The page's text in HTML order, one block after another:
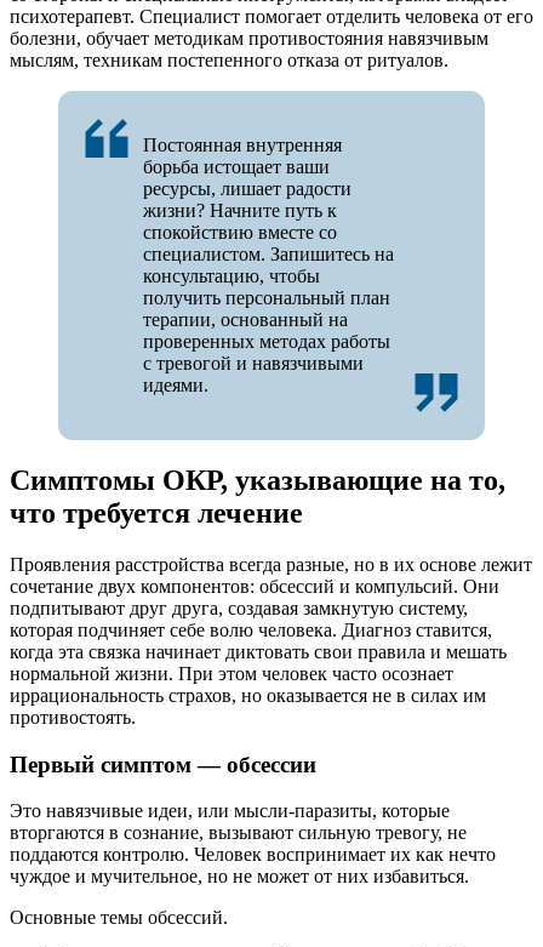
психотерапевт. Специалист помогает отделить человека от его
болезни, обучает методикам противостояния навязчивым
мыслям, техникам постепенного отказа от ритуалов.
Постоянная внутренняя
борьба истощает ваши
ресурсы, лишает радости
жизни? Начните путь к
спокойствию вместе со
специалистом. Запишитесь на
консультацию, чтобы
получить персональный план
терапии, основанный на
проверенных методах работы
с тревогой и навязчивыми
идеями.
Симптомы ОКР, указывающие на то,
что требуется лечение
Проявления расстройства всегда разные, но в их основе лежит
сочетание двух компонентов: обсессий и компульсий. Они
подпитывают друг друга, создавая замкнутую систему,
которая подчиняет себе волю человека. Диагноз ставится,
когда эта связка начинает диктовать свои правила и мешать
нормальной жизни. При этом человек часто осознает
иррациональность страхов, но оказывается не в силах им
противостоять.
Первый симптом — обсессии
Это навязчивые идеи, или мысли-паразиты, которые
вторгаются в сознание, вызывают сильную тревогу, не
поддаются контролю. Человек воспринимает их как нечто
чуждое и мучительное, но не может от них избавиться.
Основные темы обсессий.